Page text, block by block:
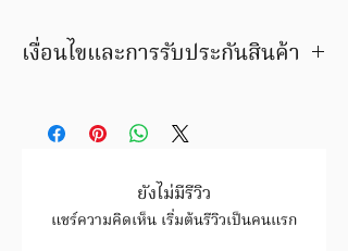
เงื่อนไขและการรับประกันสินค้า
เลือกเปลี่ยนสีเป็นสีทอง สีพิ้งโกล์ด หรือสี
ทองขาวได้ ภายในระยะเวลารับประกัน
ราคาทอง ขึ้น/ลง ตามประกาศของสมาคม
ค้าทองคำฯ
ยังไม่มีรีวิว
แชร์ความคิดเห็น เริ่มต้นรีวิวเป็นคนแรก